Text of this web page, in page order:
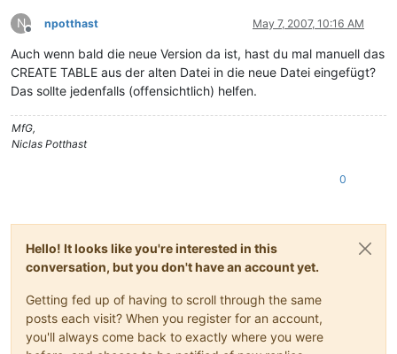
N
Offline
npotthast May 7, 2007, 10:16 AM
Auch wenn bald die neue Version da ist, hast du mal manuell das
CREATE TABLE aus der alten Datei in die neue Datei eingefügt?
Das sollte jedenfalls (offensichtlich) helfen.
MfG,
Niclas Potthast
0
Hello! It looks like you're interested in this
conversation, but you don't have an account yet.
Getting fed up of having to scroll through the same
posts each visit? When you register for an account,
you'll always come back to exactly where you were